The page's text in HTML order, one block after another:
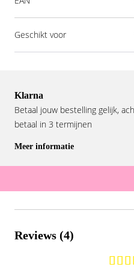
Geschikt voor
Klarna
Betaal jouw bestelling gelijk,
betaal in 3 termijnen
Meer informatie
Reviews (4)